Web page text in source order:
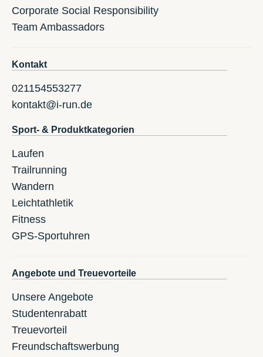
Corporate Social Responsibility
Team Ambassadors
Kontakt
021154553277
kontakt@i-run.de
Sport- & Produktkategorien
Laufen
Trailrunning
Wandern
Leichtathletik
Fitness
GPS-Sportuhren
Angebote und Treuevorteile
Unsere Angebote
Studentenrabatt
Treuevorteil
Freundschaftswerbung